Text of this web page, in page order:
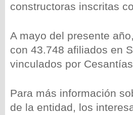
constructoras inscritas
A mayo del presente
con 43.748 afiliados en
vinculados por
Para más información
de la entidad, los